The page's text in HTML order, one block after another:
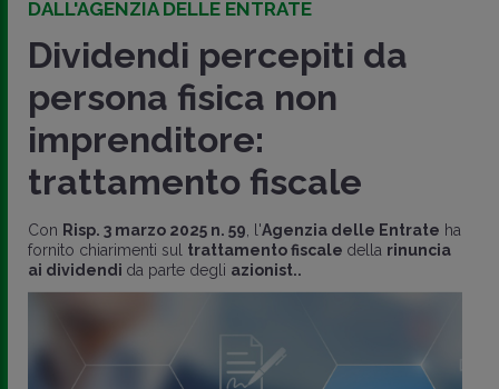
DALL'AGENZIA DELLE ENTRATE
Dividendi percepiti da
persona fisica non
imprenditore:
trattamento fiscale
Con Risp. 3 marzo 2025 n. 59 , l'Agenzia delle Entrate ha
fornito chiarimenti sul trattamento fiscale della rinuncia
ai dividendi da parte degli azionist..